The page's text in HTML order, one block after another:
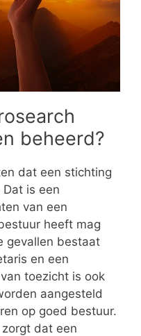
beheerd?
dat een stichting
is een
van een
heeft mag
gevallen bestaat
en een
toezicht is ook
aangesteld
op goed bestuur.
dat een